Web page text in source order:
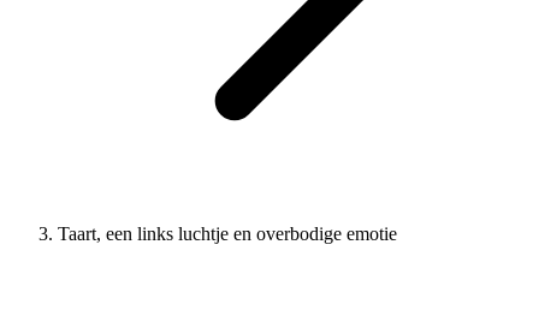
Taart, een links luchtje en overbodige emotie